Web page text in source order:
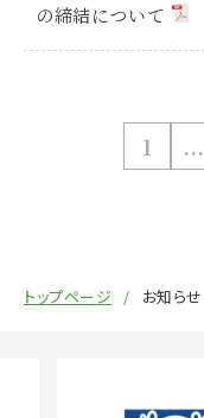
の締結について
1 ...
トップページ お知らせ